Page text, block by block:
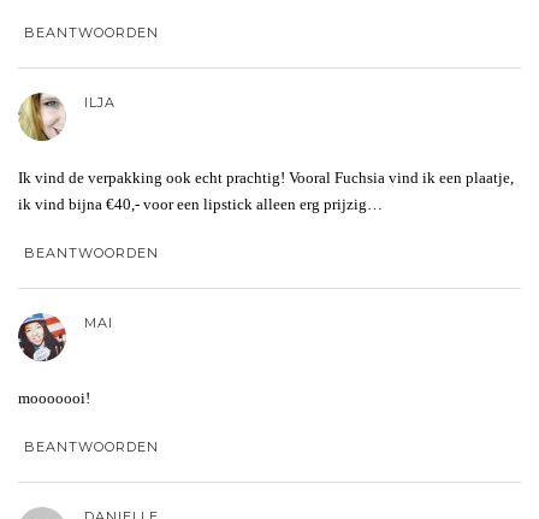
BEANTWOORDEN
ILJA
Ik vind de verpakking ook echt prachtig! Vooral Fuchsia vind ik een plaatje,
ik vind bijna €40,- voor een lipstick alleen erg prijzig…
BEANTWOORDEN
MAI
mooooooi!
BEANTWOORDEN